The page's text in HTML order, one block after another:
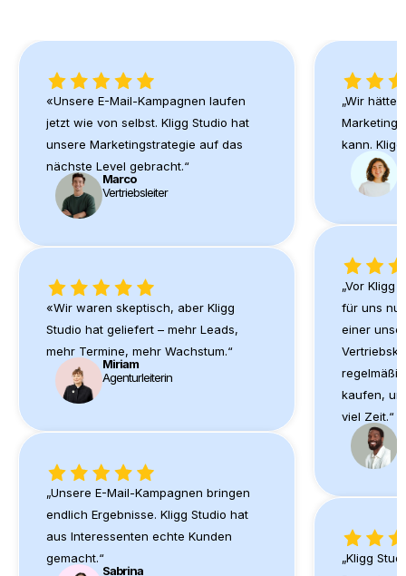
«Unsere E-Mail-Kampagnen laufen
jetzt wie von selbst. Kligg Studio hat
unsere Marketingstrategie auf das
nächste Level gebracht.“
Marco
Vertriebsleiter
«Wir waren skeptisch, aber Kligg
Studio hat geliefert – mehr Leads,
mehr Termine, mehr Wachstum.“
Miriam
Agenturleiterin
„Unsere E-Mail-Kampagnen bringen
endlich Ergebnisse. Kligg Studio hat
aus Interessenten echte Kunden
gemacht.“
Sabrina
„Wir
Marketing
kann.
„Vor Kligg
für uns
einer
kaufen,
viel Zeit.“
„Kligg